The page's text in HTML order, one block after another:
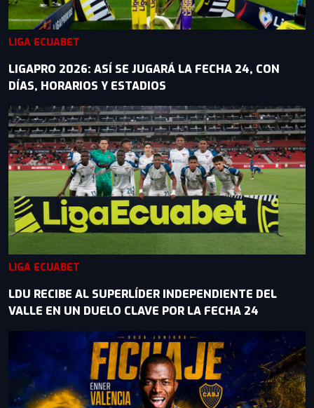
LIGA ECUABET
LIGAPRO 2026: ASÍ SE JUGARÁ LA FECHA 24, CON
DÍAS, HORARIOS Y ESTADIOS
LIGA ECUABET
LDU RECIBE AL SUPERLÍDER INDEPENDIENTE DEL
VALLE EN UN DUELO CLAVE POR LA FECHA 24